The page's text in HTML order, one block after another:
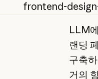
frontend-
LLM
랜딩
구축
거의